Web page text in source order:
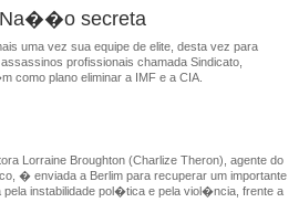
secreta
uma vez sua equipe de elite, desta vez para
profissionais chamada Sindicato,
como plano eliminar a IMF e a CIA.
Lorraine Broughton (Charlize Theron), agente do
� enviada a Berlim para recuperar um importante
instabilidade pol�tica e pela viol�ncia, frente a